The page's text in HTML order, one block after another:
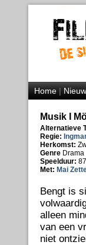
Home|
Musik I
Alternatieve
Regie:
Herkomst:
Genre Drama
Speelduur:
Met: Mai
Bengt is
alleen
van een
niet